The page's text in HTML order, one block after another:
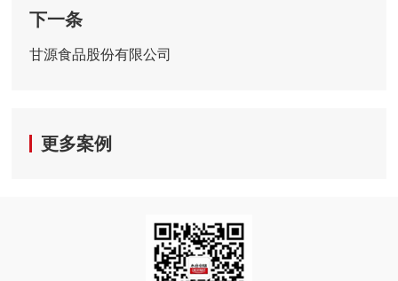
下一条
甘源食品股份有限公司
更多案例